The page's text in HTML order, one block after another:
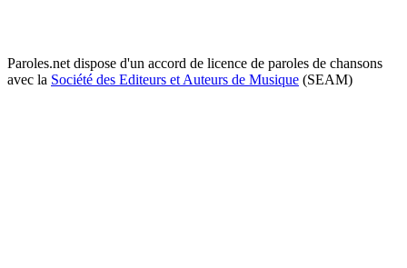
Paroles.net dispose d'un accord de licence de paroles de chansons
avec la Société des Editeurs et Auteurs de Musique (SEAM)